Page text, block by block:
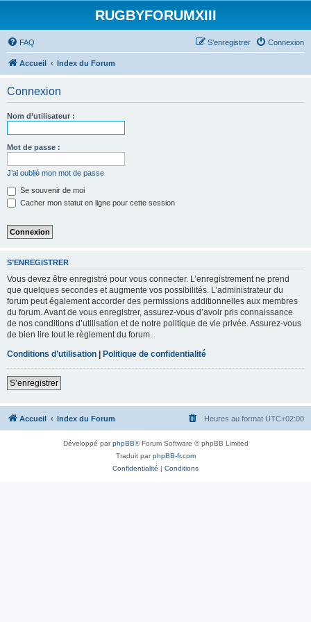
RUGBYFORUMXIII
FAQ Connexion
S’enregistrer
Accueil Index du Forum
Connexion
Nom d’utilisateur :
Mot de passe :
J’ai oublié mon mot de passe
Se souvenir de moi
Cacher mon statut en ligne pour cette session
S’ENREGISTRER
Vous devez être enregistré pour vous connecter. L’enregistrement ne prend
que quelques secondes et augmente vos possibilités. L’administrateur du
forum peut également accorder des permissions additionnelles aux membres
du forum. Avant de vous enregistrer, assurez-vous d’avoir pris connaissance
de nos conditions d’utilisation et de notre politique de vie privée. Assurez-vous
de bien lire tout le règlement du forum.
Conditions d’utilisation | Politique de confidentialité
S’enregistrer
Accueil Index du Forum Heures au format UTC+02:00
Développé parphpBB® Forum Software © phpBB Limited
Traduit parphpBB-fr.com
Confidentialité | Conditions